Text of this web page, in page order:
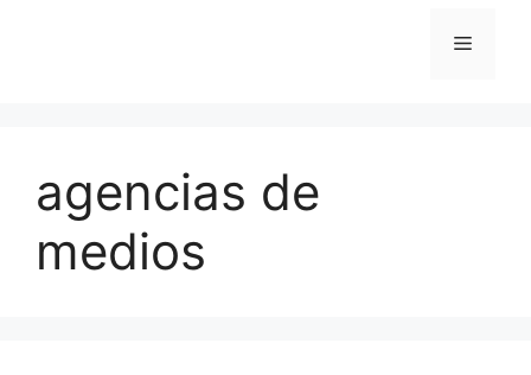
Menú
agencias de
medios